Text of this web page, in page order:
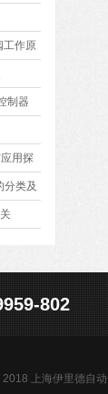
工作原
制器
用探
分类及
802
上海伊里德自